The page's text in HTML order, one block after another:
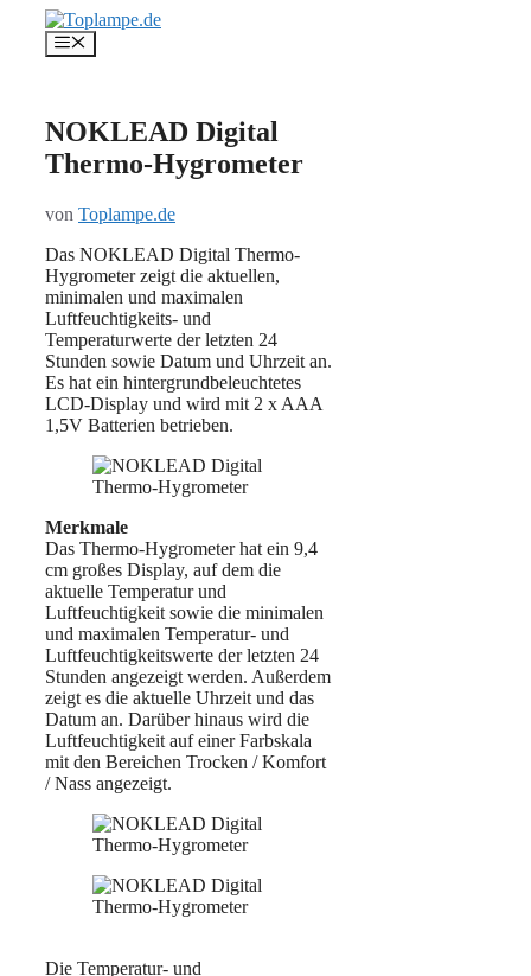
Inhalt
springen
Menü
NOKLEAD Digital
Thermo-Hygrometer
von Toplampe.de
Das NOKLEAD Digital Thermo-
Hygrometer zeigt die aktuellen,
minimalen und maximalen
Luftfeuchtigkeits- und
Temperaturwerte der letzten 24
Stunden sowie Datum und Uhrzeit an.
Es hat ein hintergrundbeleuchtetes
LCD-Display und wird mit 2 x AAA
1,5V Batterien betrieben.
Merkmale
Das Thermo-Hygrometer hat ein 9,4
cm großes Display, auf dem die
aktuelle Temperatur und
Luftfeuchtigkeit sowie die minimalen
und maximalen Temperatur- und
Luftfeuchtigkeitswerte der letzten 24
Stunden angezeigt werden. Außerdem
zeigt es die aktuelle Uhrzeit und das
Datum an. Darüber hinaus wird die
Luftfeuchtigkeit auf einer Farbskala
mit den Bereichen Trocken / Komfort
/ Nass angezeigt.
Die Temperatur- und